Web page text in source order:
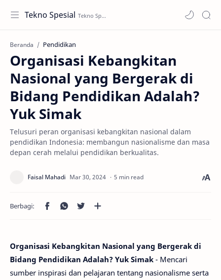
Tekno Spesial
Beranda Pendidikan
Organisasi Kebangkitan
Nasional yang Bergerak di
Bidang Pendidikan Adalah?
Yuk Simak
Telusuri peran organisasi kebangkitan nasional dalam
pendidikan Indonesia: membangun nasionalisme dan masa
depan cerah melalui pendidikan berkualitas.
5 min read
Organisasi Kebangkitan Nasional yang Bergerak di
Bidang Pendidikan Adalah? Yuk Simak - Mencari
sumber inspirasi dan pelajaran tentang nasionalisme serta